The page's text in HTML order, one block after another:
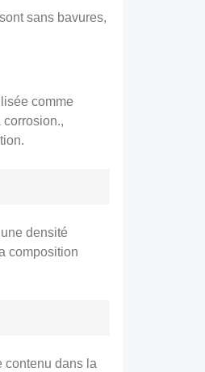
sans bavures,
comme
densité
composition
contenu dans la